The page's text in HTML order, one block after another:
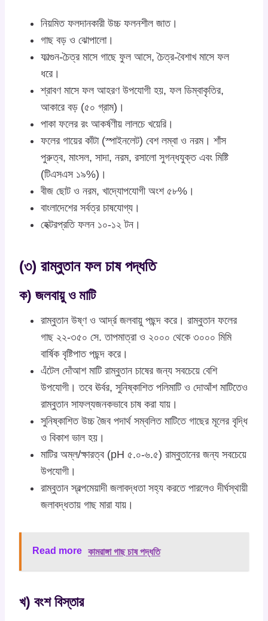
নিয়মিত ফলদানকারী উচ্চ ফলনশীল জাত।
গাছ বড় ও ঝোপালো।
ফাল্গুন-চৈত্র মাসে গাছে ফুল আসে, চৈত্র-বৈশাখ মাসে ফল
ধরে।
শ্রাবণ মাসে ফল আহরণ উপযোগী হয়, ফল ডিম্বাকৃতির,
আকারে বড় (৫০ গ্রাম)।
পাকা ফলের রং আকর্ষণীয় লালচে খয়েরি।
ফলের গায়ের কাঁটা (স্পাইনলেট) বেশ লম্বা ও নরম। শাঁস
পুরুত্ব, মাংসল, সাদা, নরম, রসালো সুগন্ধযুক্ত এবং মিষ্টি
(টিএসএস ১৯%)।
বীজ ছোট ও নরম, খাদ্যোপযোগী অংশ ৫৮%।
বাংলাদেশের সর্বত্র চাষযোগ্য।
হেক্টরপ্রতি ফলন ১০-১২ টন।
(৩) রাম্বুতান ফল চাষ পদ্ধতি
ক) জলবায়ু ও মাটি
রাম্বুতান উষ্ণ ও আর্দ্র জলবায়ু পছন্দ করে। রাম্বুতান ফলের
গাছ ২২-৩৫০ সে. তাপমাত্রা ও ২০০০ থেকে ৩০০০ মিমি
বার্ষিক বৃষ্টিপাত পছন্দ করে।
এঁটেল দোঁআশ মাটি রাম্বুতান চাষের জন্য সবচেয়ে বেশি
উপযোগী। তবে ঊর্বর, সুনিষ্কাশিত পলিমাটি ও দোআঁশ মাটিতেও
রাম্বুতান সাফল্যজনকভাবে চাষ করা যায়।
সুনিষ্কাশিত উচ্চ জৈব পদার্থ সম্বলিত মাটিতে গাছের মূলের বৃদ্ধি
ও বিকাশ ভাল হয়।
মাটির অম্ল/ক্ষারত্ব (pH ৫.০-৬.৫) রাম্বুতানের জন্য সবচেয়ে
উপযোগী।
রাম্বুতান স্বল্পমেয়াদী জলাবদ্ধতা সহ্য করতে পারলেও দীর্ঘস্থায়ী
জলাবদ্ধতায় গাছ মারা যায়।
Read more কামরাঙ্গা গাছ চাষ পদ্ধতি
খ) বংশ বিস্তার